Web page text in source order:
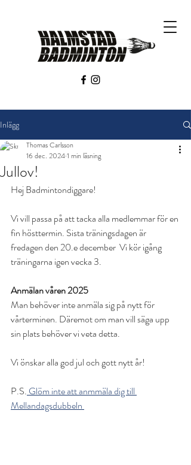
Inlägg
Jullov!
Thomas Carlsson
16 dec. 20241 min läsning
Hej Badmintondiggare!
Vi vill passa på att tacka alla medlemmar för en
fin hösttermin. Sista träningsdagen är
fredagen den 20.e december  Vi kör igång
träningarna igen vecka 3.
Anmälan våren 2025
Man behöver inte anmäla sig på nytt för
vårterminen. Däremot om man vill säga upp
sin plats behöver vi veta detta.
Vi önskar alla god jul och gott nytt år!
P.S. Glöm inte att anmmäla dig till
Mellandagsdubbeln